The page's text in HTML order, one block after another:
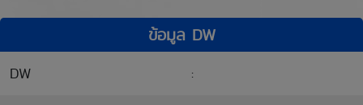
ข้อมูล DW
DW :